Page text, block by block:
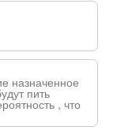
назначенное
пить
, что